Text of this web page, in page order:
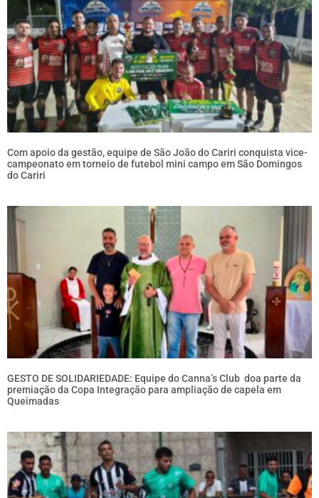
Com apoio da gestão, equipe de São João do Cariri conquista vice-
campeonato em torneio de futebol mini campo em São Domingos
do Cariri
GESTO DE SOLIDARIEDADE: Equipe do Canna’s Club doa parte da
premiação da Copa Integração para ampliação de capela em
Queimadas